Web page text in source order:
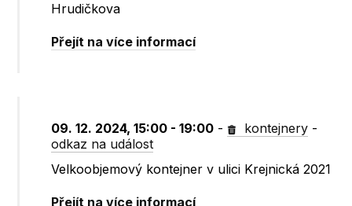
Hrudičkova
Přejít na více informací
09. 12. 2024, 15:00 - 19:00 - kontejnery -
odkaz na událost
Velkoobjemový kontejner v ulici Krejnická 2021
Přejít na více informací